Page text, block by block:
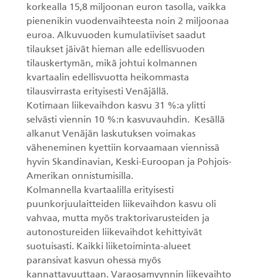
korkealla 15,8 miljoonan euron tasolla, vaikka
pienenikin vuodenvaihteesta noin 2 miljoonaa
euroa. Alkuvuoden kumulatiiviset saadut
tilaukset jäivät hieman alle edellisvuoden
tilauskertymän, mikä johtui kolmannen
kvartaalin edellisvuotta heikommasta
tilausvirrasta erityisesti Venäjällä.
Kotimaan liikevaihdon kasvu 31 %:a ylitti
selvästi viennin 10 %:n kasvuvauhdin. Kesällä
alkanut Venäjän laskutuksen voimakas
väheneminen kyettiin korvaamaan viennissä
hyvin Skandinavian, Keski-Euroopan ja Pohjois-
Amerikan onnistumisilla.
Kolmannella kvartaalilla erityisesti
puunkorjuulaitteiden liikevaihdon kasvu oli
vahvaa, mutta myös traktorivarusteiden ja
autonostureiden liikevaihdot kehittyivät
suotuisasti. Kaikki liiketoiminta-alueet
paransivat kasvun ohessa myös
kannattavuuttaan. Varaosamyynnin liikevaihto